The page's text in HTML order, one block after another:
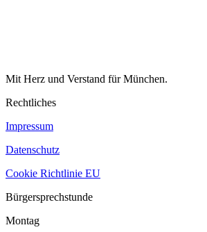
Mit Herz und Verstand für München.
Rechtliches
Impressum
Datenschutz
Cookie Richtlinie EU
Bürgersprechstunde
Montag